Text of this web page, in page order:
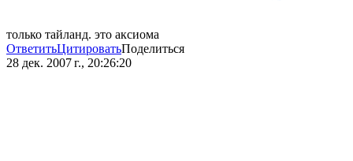
только тайланд. это аксиома
ОтветитьЦитироватьПоделиться
28 дек. 2007 г., 20:26:20